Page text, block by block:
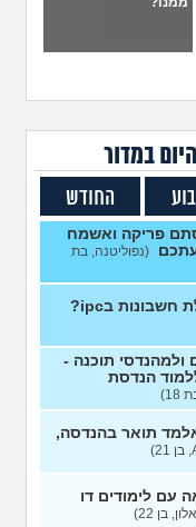
עצות
מתקדמת
24)
27)
עצות
עצות
יותר?
לא
9
ובוגרים
1
יוםבמדור
החודש
פריקה ואשמח
(נפוליטנה, בת
כדאי ללמוד הנהלת חשבונות בipc?
תוכנה -
הנדסת
תואר בהנדסה,
עם לימודים דו
בן 22)